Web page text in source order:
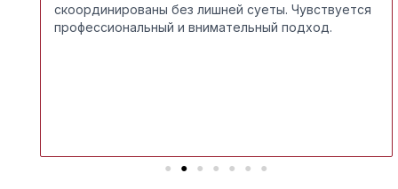
скоординированы без лишней суеты. Чувствуется
профессиональный и внимательный подход.